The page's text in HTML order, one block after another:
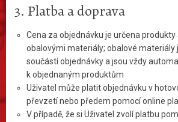
3. Platba a doprava
Cena za objednávku je určena
obalovými materiály; obalové materiály
součástí objednávky a jsou vždy
k objednaným produktům
Uživatel může platit objednávku v
převzetí nebo předem pomocí online
V případě, že si Uživatel zvolí platbu